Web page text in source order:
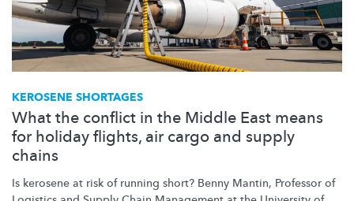
KEROSENE SHORTAGES
What the conflict in the Middle East means
for holiday flights, air cargo and supply
chains
Is kerosene at risk of running short? Benny Mantin, Professor of